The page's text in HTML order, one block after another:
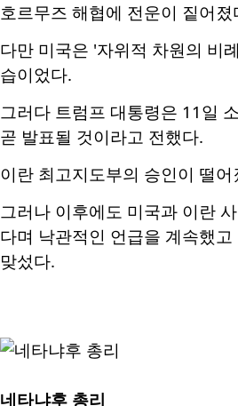
호르무즈 해협에 전운이 짙어졌
다만 미국은 '자위적 차원의 비
습이었다.
그러다 트럼프 대통령은 11일
곧 발표될 것이라고 전했다.
이란 최고지도부의 승인이 떨
그러나 이후에도 미국과 이란
다며 낙관적인 언급을 계속했
맞섰다.
네타냐후 총리